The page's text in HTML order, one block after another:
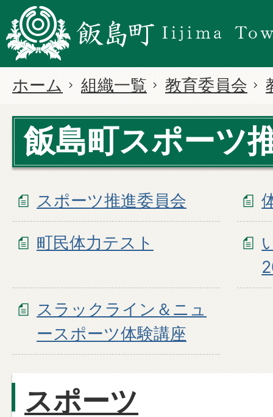
ホーム 組織一覧 教育委員会
飯島町スポーツ
スポーツ推進委員会
町民体力テスト
スラックライン＆ニュ
ースポーツ体験講座
スポーツ